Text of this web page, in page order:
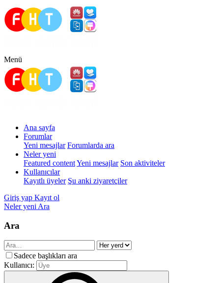
Menü
Ana sayfa
Forumlar
Yeni mesajlar Forumlarda ara
Neler yeni
Featured contentYeni mesajlar Son aktiviteler
Kullanıcılar
Kayıtlı üyeler Şu anki ziyaretçiler
Giriş yap Kayıt ol
Neler yeni Ara
Ara
Sadece başlıkları ara
Kullanıcı: